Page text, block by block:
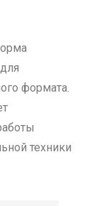
формата.
техники